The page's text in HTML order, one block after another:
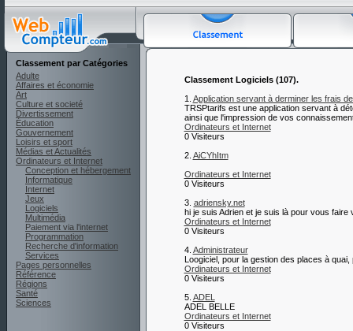
Classement par Catégories
Adulte
Affaires et économie
Art
Culture et societé
Divertissement
Éducation
Gouvernement
Loisirs et sport
Médias et Actualités
Ordinateurs et Internet
Conception et hébergement
Informatique
Internet
Jeux
Logiciels
Multimédia
Paiement via l'internet
Programmation
Recherche d'information
Services
Pages personnelles
Référence
Régions
Santé
Sciences
Classement Logiciels (107).
1. Application servant à derminer les frais
TRSPtarifs est une application servant à
ainsi que l'impression de vos
Ordinateurs et Internet
0 Visiteurs
2. AiCYhItm
Ordinateurs et Internet
0 Visiteurs
3. adriensky.net
hi je suis Adrien et je suis là pour vous
Ordinateurs et Internet
0 Visiteurs
4. Administrateur
Loogiciel, pour la gestion des places à
Ordinateurs et Internet
0 Visiteurs
5. ADEL
ADEL BELLE
Ordinateurs et Internet
0 Visiteurs